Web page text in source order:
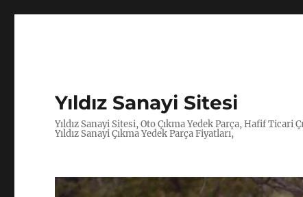
Yıldız Sanayi Sitesi
Yıldız Sanayi Sitesi, Oto Çıkma Yedek Parça, Hafif Ticari
Yıldız Sanayi Çıkma Yedek Parça Fiyatları,